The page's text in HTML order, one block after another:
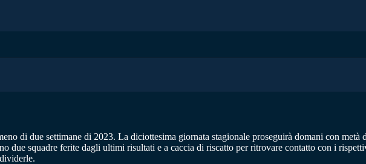
di due settimane di 2023. La diciottesima giornata stagionale proseguirà domani con metà
due squadre ferite dagli ultimi risultati e a caccia di riscatto per ritrovare contatto con i